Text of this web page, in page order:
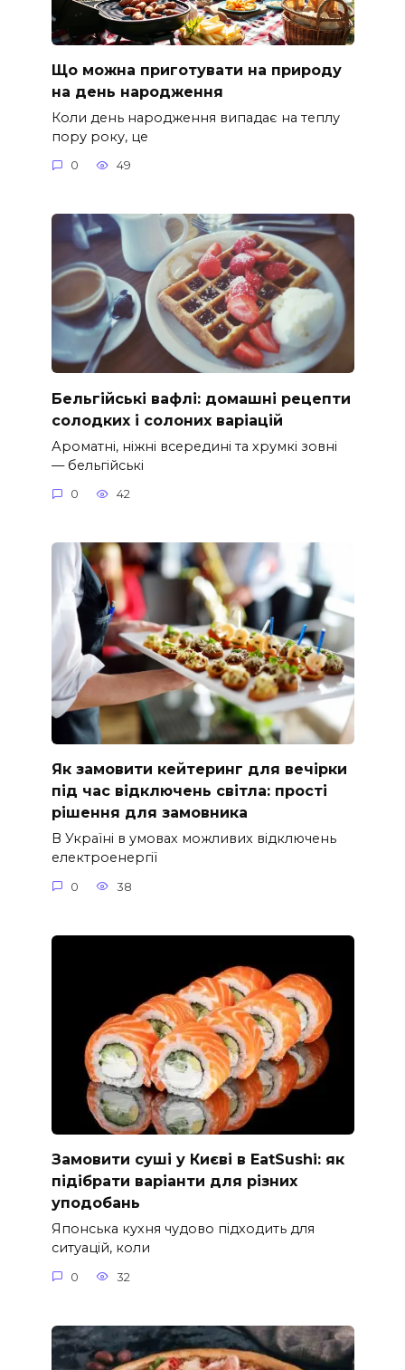
Що можна приготувати на природу
на день народження
Коли день народження випадає на теплу
пору року, це
0 49
Бельгійські вафлі: домашні рецепти
солодких і солоних варіацій
Ароматні, ніжні всередині та хрумкі зовні
— бельгійські
0 42
Як замовити кейтеринг для вечірки
під час відключень світла: прості
рішення для замовника
В Україні в умовах можливих відключень
електроенергії
0 38
Замовити суші у Києві в EatSushi: як
підібрати варіанти для різних
уподобань
Японська кухня чудово підходить для
ситуацій, коли
0 32